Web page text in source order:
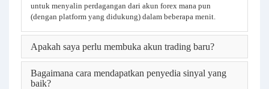
untuk menyalin perdagangan dari akun forex mana pun
(dengan platform yang didukung) dalam beberapa menit.
Apakah saya perlu membuka akun trading baru?
Bagaimana cara mendapatkan penyedia sinyal yang
baik?